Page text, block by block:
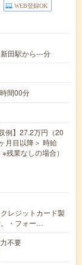
WEB登録OK
田駅から---分
間00分
例】27.2万円（20
月目以降＞ 時給
残業なしの場合）
レジットカード製
。・フォー…
不要